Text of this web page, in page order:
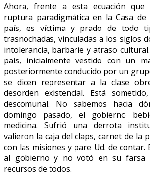
Ahora, frente a esta ecuación que
ruptura paradigmática en la Casa de
país, es víctima y prado de todo
trasnochadas, vinculadas a los siglos
intolerancia, barbarie y atraso
país, inicialmente vestido con un
posteriormente conducido por un
se dicen representar a la clase
desorden existencial. Está
descomunal. No sabemos hacia
domingo pasado, el gobierno
medicina. Sufrió una derrota
valieron la caja del claps, carnet de la
con las misiones y pare Ud. de contar.
al gobierno y no votó en su farsa
recursos de todos.